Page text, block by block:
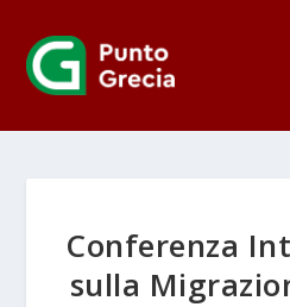
Conferenza
sulla